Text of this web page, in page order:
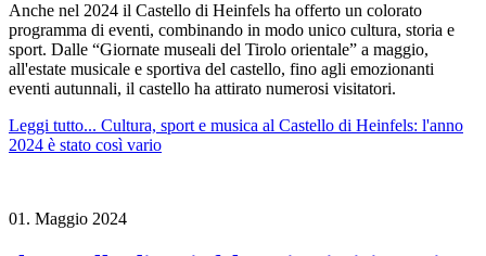
Anche nel 2024 il Castello di Heinfels ha offerto un colorato
programma di eventi, combinando in modo unico cultura, storia e
sport. Dalle “Giornate museali del Tirolo orientale” a maggio,
all'estate musicale e sportiva del castello, fino agli emozionanti
eventi autunnali, il castello ha attirato numerosi visitatori.
Leggi tutto... Cultura, sport e musica al Castello di Heinfels: l'anno
2024 è stato così vario
01. Maggio 2024